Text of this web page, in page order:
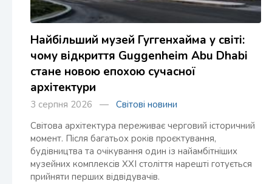
Найбільший музей Гуггенхайма у світі:
чому відкриття Guggenheim Abu Dhabi
стане новою епохою сучасної
архітектури
3 серпня 2026 — Світові новини
Світова архітектура переживає черговий історичний
момент. Після багатьох років проєктування,
будівництва та очікування один із найамбітніших
музейних комплексів XXI століття нарешті готується
прийняти перших відвідувачів.